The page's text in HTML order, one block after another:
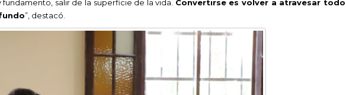
fundamento, salir de la superficie de la vida. Convertirse es volver a atravesar todo
”, destacó.